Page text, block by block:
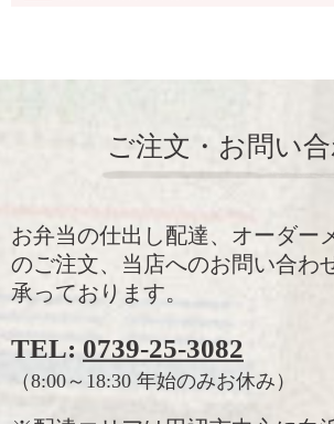
ご注文・お問い
お弁当の仕出し配達、オーダー
のご注文、当店へのお問い合わ
承っております。
TEL: 0739-25-3082
（8:00～18:30 年始のみお休み）